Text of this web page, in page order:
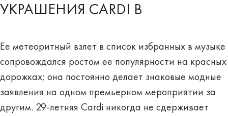
УКРАШЕНИЯ CARDI B
Ее метеоритный взлет в список избранных в музыке
сопровождался ростом ее популярности на красных
дорожках; она постоянно делает знаковые модные
заявления на одном премьерном мероприятии за
другим. 29-летняя Cardi никогда не сдерживает